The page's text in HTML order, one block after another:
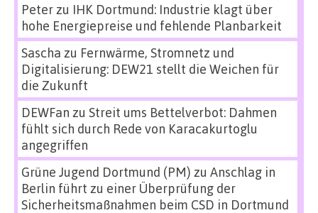
Peterzu IHK Dortmund: Industrie klagt über
hohe Energiepreise und fehlende Planbarkeit
Sascha zu Fernwärme, Stromnetz und
Digitalisierung: DEW21 stellt die Weichen für
die Zukunft
DEWFan zu Streit ums Bettelverbot: Dahmen
fühlt sich durch Rede von Karacakurtoglu
angegriffen
Grüne Jugend Dortmund (PM) zu Anschlag in
Berlin führt zu einer Überprüfung der
Sicherheitsmaßnahmen beim CSD in Dortmund